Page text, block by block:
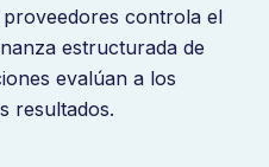
controla el
estructurada de
evalúan a los
resultados.